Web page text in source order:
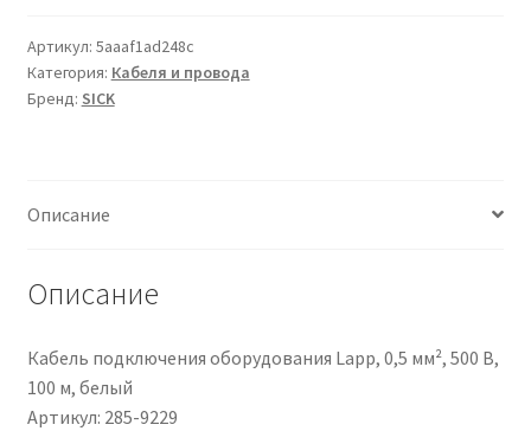
cavo
SICK
4
/
Maschio,
Ø
L.
2m
Артикул: 5aaaf1ad248c
Категория: Кабеля и провода
Бренд: SICK
Описание
Описание
Кабель подключения оборудования Lapp, 0,5 мм², 500 В,
100 м, белый
Артикул: 285-9229